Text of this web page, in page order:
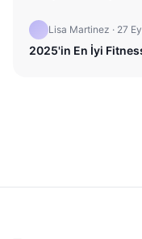
Lisa Martinez · 27
2025'in En İyi